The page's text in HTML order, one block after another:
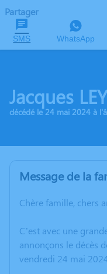
Partager
SMS WhatsApp
Jacques
décédé le 24 mai 2024 à
Message de la
Chère famille, chers
C’est avec une
annonçons le décès
vendredi 24 mai